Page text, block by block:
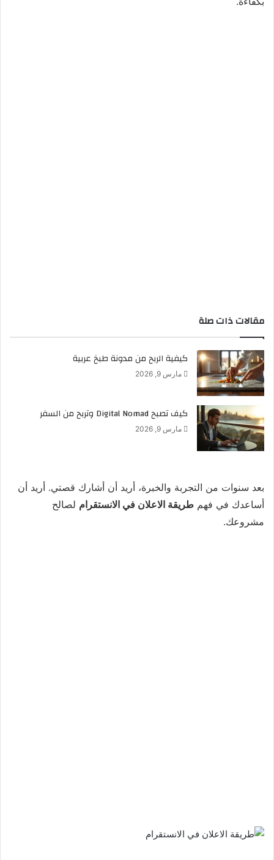
مقالات ذات صلة
كيفية الربح من مدونة طبخ عربية
مارس 9, 2026
كيف تصبح Digital Nomad وتربح من السفر
مارس 9, 2026
بعد سنوات من التجربة والخبرة، أريد أن أشارك قصتي. أريد أن
أساعدك في فهم طريقة الاعلان في الانستقرام لصالح
مشروعك.